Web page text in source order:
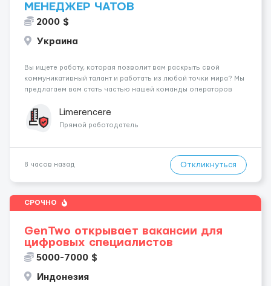
МЕНЕДЖЕР ЧАТОВ
2000 $
Украина
Вы ищете работу, которая позволит вам раскрыть свой
коммуникативный талант и работать из любой точки мира? Мы
предлагаем вам стать частью нашей команды операторов
ТЕЛЕГРАМ: Особенности работы: Коммуникация: Ваша задача
— общение с клие...
Limerencere
Прямой работодатель
8 часов назад Откликнуться
СРОЧНО
GenTwo открывает вакансии для
цифровых специалистов
5000-7000 $
Индонезия